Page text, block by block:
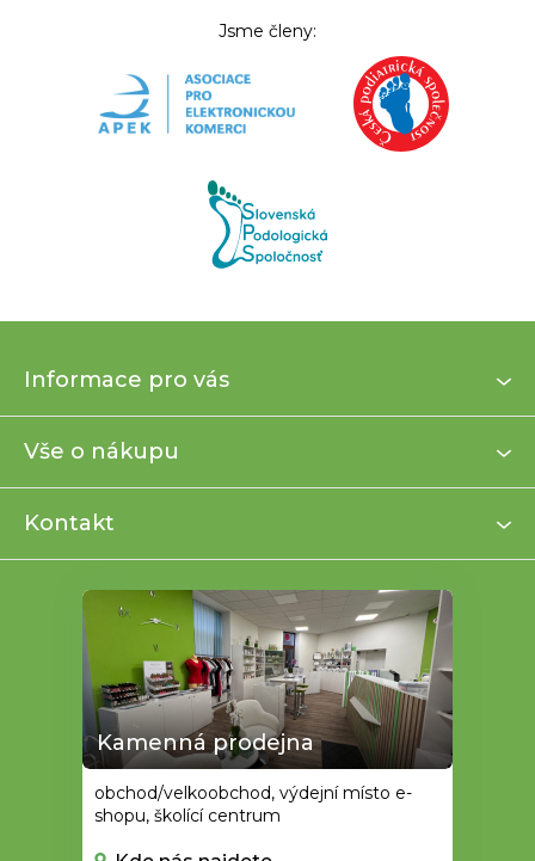
Jsme členy:
p
t
Informace pro vás
Vše o nákupu
Kontakt
Kamenná prodejna
obchod/velkoobchod, výdejní místo e-
shopu, školící centrum